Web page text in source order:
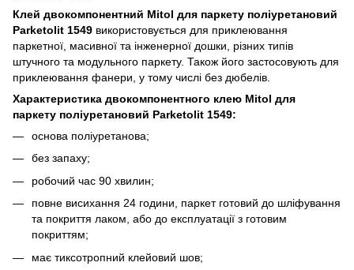
Клей двокомпонентний Mitol для паркету поліуретановий
Parketolit 1549 використовується для приклеювання
паркетної, масивної та інженерної дошки, різних типів
штучного та модульного паркету. Також його застосовують для
приклеювання фанери, у тому числі без дюбелів.
Характеристика двокомпонентного клею Mitol для
паркету поліуретановий Parketolit 1549:
основа поліуретанова;
без запаху;
робочий час 90 хвилин;
повне висихання 24 години, паркет готовий до шліфування
та покриття лаком, або до експлуатації з готовим
покриттям;
має тиксотропний клейовий шов;